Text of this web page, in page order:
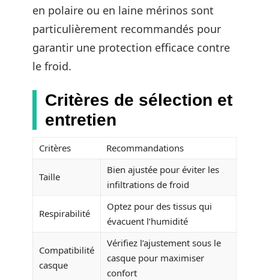
en polaire ou en laine mérinos sont
particulièrement recommandés pour
garantir une protection efficace contre
le froid.
Critères de sélection et
entretien
Critères Recommandations
Taille
Bien ajustée pour éviter les
infiltrations de froid
Respirabilité
Optez pour des tissus qui
évacuent l’humidité
Compatibilité
casque
Vérifiez l’ajustement sous le
casque pour maximiser
confort